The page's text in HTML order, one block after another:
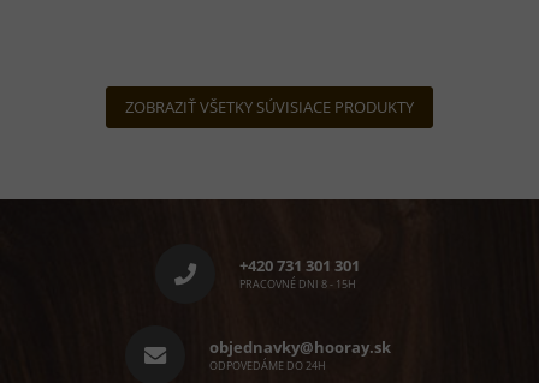
ZOBRAZIŤ VŠETKY SÚVISIACE PRODUKTY
Z
+420 731 301 301
PRACOVNÉ DNI 8 - 15H
objednavky@hooray.sk
ODPOVEDÁME DO 24H